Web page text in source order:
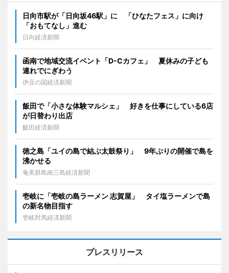
日向市駅が「日向坂46駅」に 「ひなたフェス」に向け
「おもてなし」進む
日向経済新聞
函南で地域交流イベント「D-Cカフェ」 夏休みの子ども
連れでにぎわう
伊豆の国経済新聞
飯田で「小さな体験マルシェ」 好きを仕事にしている6店
が日替わり出店
飯田経済新聞
徳之島「ユイの島で結ぶ太鼓祭り」 9年ぶりの開催で島を
沸かせる
奄美群島南三島経済新聞
壱岐に「壱岐の島ラーメン 志賀屋」 タイ塩ラーメンで島
の新名物目指す
壱岐対馬経済新聞
プレスリリース